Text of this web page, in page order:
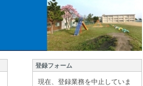
登録フォーム
現在、登録業務を中止していま